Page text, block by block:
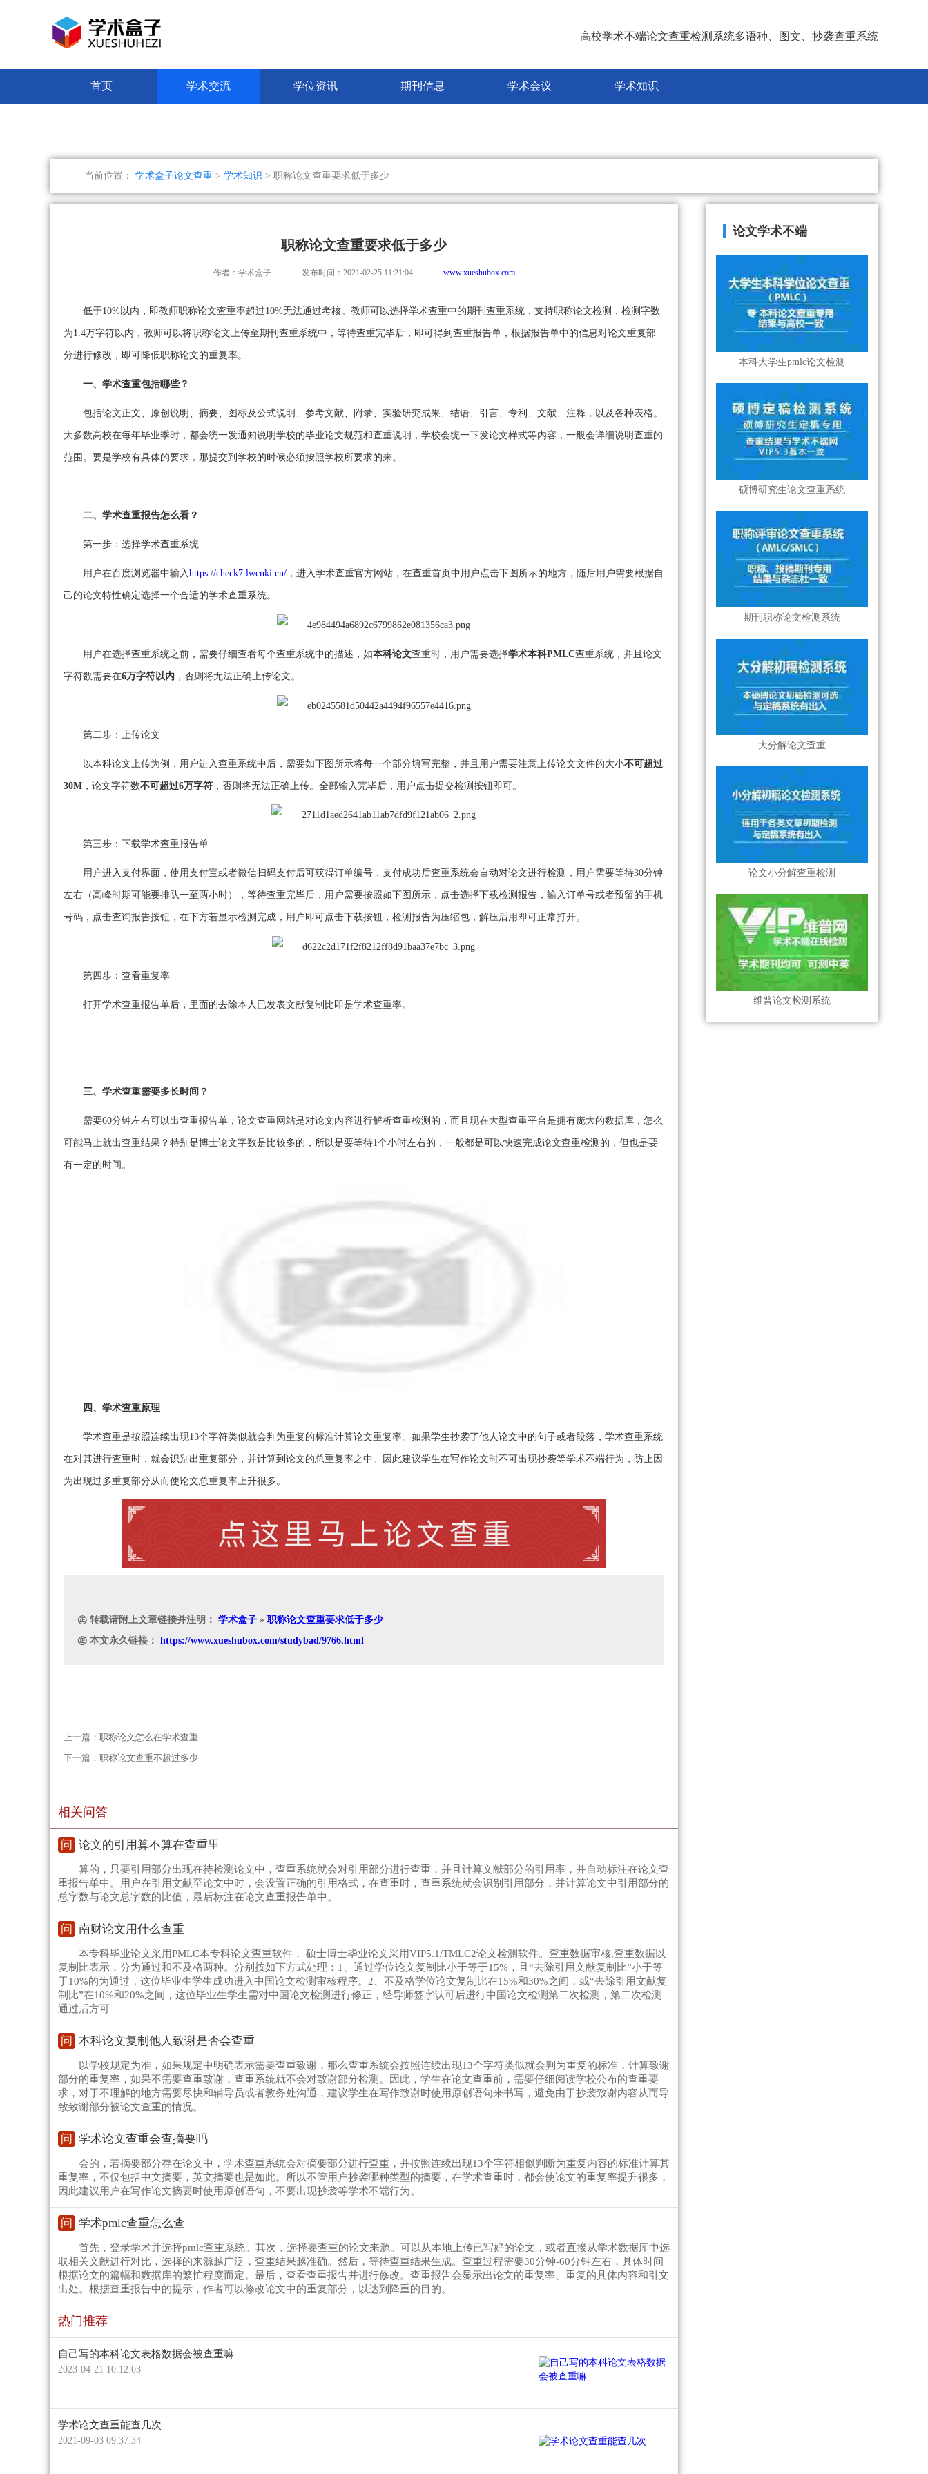
高校学术不端论文查重检测系统多语种、图文、抄袭查重系统
首页 学术交流 学位资讯 期刊信息 学术会议 学术知识
当前位置： 学术盒子论文查重 > 学术知识 > 职称论文查重要求低于多少
职称论文查重要求低于多少
作者：学术盒子 发布时间：2021-02-25 11:21:04 www.xueshubox.com
低于10%以内，即教师职称论文查重率超过10%无法通过考核。教师可以选择学术查重中的期刊查重系统，支持职称论文检测，检测字数
为1.4万字符以内，教师可以将职称论文上传至期刊查重系统中，等待查重完毕后，即可得到查重报告单，根据报告单中的信息对论文重复部
分进行修改，即可降低职称论文的重复率。
一、学术查重包括哪些？
包括论文正文、原创说明、摘要、图标及公式说明、参考文献、附录、实验研究成果、结语、引言、专利、文献、注释，以及各种表格。
大多数高校在每年毕业季时，都会统一发通知说明学校的毕业论文规范和查重说明，学校会统一下发论文样式等内容，一般会详细说明查重的
范围。要是学校有具体的要求，那提交到学校的时候必须按照学校所要求的来。
二、学术查重报告怎么看？
第一步：选择学术查重系统
用户在百度浏览器中输入https://check7.lwcnki.cn/ ，进入学术查重官方网站，在查重首页中用户点击下图所示的地方，随后用户需要根据自
己的论文特性确定选择一个合适的学术查重系统。
用户在选择查重系统之前，需要仔细查看每个查重系统中的描述，如本科论文查重时，用户需要选择学术本科PMLC查重系统，并且论文
字符数需要在6万字符以内 ，否则将无法正确上传论文。
第二步：上传论文
以本科论文上传为例，用户进入查重系统中后，需要如下图所示将每一个部分填写完整，并且用户需要注意上传论文文件的大小不可超过
30M ，论文字符数不可超过6万字符 ，否则将无法正确上传。全部输入完毕后，用户点击提交检测按钮即可。
第三步：下载学术查重报告单
用户进入支付界面，使用支付宝或者微信扫码支付后可获得订单编号，支付成功后查重系统会自动对论文进行检测，用户需要等待30分钟
左右（高峰时期可能要排队一至两小时），等待查重完毕后，用户需要按照如下图所示，点击选择下载检测报告，输入订单号或者预留的手机
号码，点击查询报告按钮，在下方若显示检测完成，用户即可点击下载按钮，检测报告为压缩包，解压后用即可正常打开。
第四步：查看重复率
打开学术查重报告单后，里面的去除本人已发表文献复制比即是学术查重率。
三、学术查重需要多长时间？
需要60分钟左右可以出查重报告单，论文查重网站是对论文内容进行解析查重检测的，而且现在大型查重平台是拥有庞大的数据库，怎么
可能马上就出查重结果？特别是博士论文字数是比较多的，所以是要等待1个小时左右的，一般都是可以快速完成论文查重检测的，但也是要
有一定的时间。
四、学术查重原理
学术查重是按照连续出现13个字符类似就会判为重复的标准计算论文重复率。如果学生抄袭了他人论文中的句子或者段落，学术查重系统
在对其进行查重时，就会识别出重复部分，并计算到论文的总重复率之中。因此建议学生在写作论文时不可出现抄袭等学术不端行为，防止因
为出现过多重复部分从而使论文总重复率上升很多。
㊣ 转载请附上文章链接并注明： 学术盒子 » 职称论文查重要求低于多少
㊣ 本文永久链接： https://www.xueshubox.com/studybad/9766.html
上一篇： 职称论文怎么在学术查重
下一篇： 职称论文查重不超过多少
相关问答
问 论文的引用算不算在查重里
算的，只要引用部分出现在待检测论文中，查重系统就会对引用部分进行查重，并且计算文献部分的引用率，并自动标注在论文查
重报告单中。用户在引用文献至论文中时，会设置正确的引用格式，在查重时，查重系统就会识别引用部分，并计算论文中引用部分的
总字数与论文总字数的比值，最后标注在论文查重报告单中。
问 南财论文用什么查重
本专科毕业论文采用PMLC本专科论文查重软件， 硕士博士毕业论文采用VIP5.1/TMLC2论文检测软件。查重数据审核,查重数据以
复制比表示，分为通过和不及格两种。分别按如下方式处理：1、通过学位论文复制比小于等于15%，且“去除引用文献复制比”小于等
于10%的为通过，这位毕业生学生成功进入中国论文检测审核程序。2、不及格学位论文复制比在15%和30%之间，或“去除引用文献复
制比”在10%和20%之间，这位毕业生学生需对中国论文检测进行修正，经导师签字认可后进行中国论文检测第二次检测，第二次检测
通过后方可
问 本科论文复制他人致谢是否会查重
以学校规定为准，如果规定中明确表示需要查重致谢，那么查重系统会按照连续出现13个字符类似就会判为重复的标准，计算致谢
部分的重复率，如果不需要查重致谢，查重系统就不会对致谢部分检测。因此，学生在论文查重前，需要仔细阅读学校公布的查重要
求，对于不理解的地方需要尽快和辅导员或者教务处沟通，建议学生在写作致谢时使用原创语句来书写，避免由于抄袭致谢内容从而导
致致谢部分被论文查重的情况。
问 学术论文查重会查摘要吗
会的，若摘要部分存在论文中，学术查重系统会对摘要部分进行查重，并按照连续出现13个字符相似判断为重复内容的标准计算其
重复率，不仅包括中文摘要，英文摘要也是如此。所以不管用户抄袭哪种类型的摘要，在学术查重时，都会使论文的重复率提升很多，
因此建议用户在写作论文摘要时使用原创语句，不要出现抄袭等学术不端行为。
问 学术pmlc查重怎么查
首先，登录学术并选择pmlc查重系统。其次，选择要查重的论文来源。可以从本地上传已写好的论文，或者直接从学术数据库中选
取相关文献进行对比，选择的来源越广泛，查重结果越准确。然后，等待查重结果生成。查重过程需要30分钟-60分钟左右，具体时间
根据论文的篇幅和数据库的繁忙程度而定。最后，查看查重报告并进行修改。查重报告会显示出论文的重复率、重复的具体内容和引文
出处。根据查重报告中的提示，作者可以修改论文中的重复部分，以达到降重的目的。
热门推荐
自己写的本科论文表格数据会被查重嘛
2023-04-21 10:12:03
学术论文查重能查几次
2021-09-03 09:37:34
论文学术不端
本科大学生pmlc论文检测
硕博研究生论文查重系统
期刊职称论文检测系统
大分解论文查重
论文小分解查重检测
维普论文检测系统